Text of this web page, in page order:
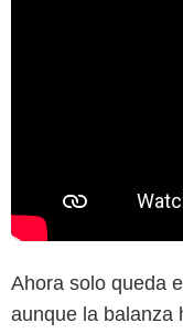
Ahora solo queda
aunque la balanza